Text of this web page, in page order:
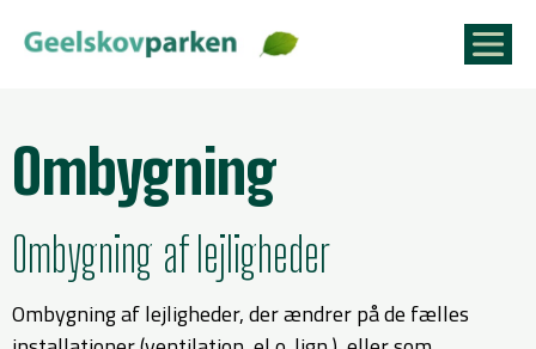
Ombygning
Ombygning af lejligheder
Ombygning af lejligheder, der ændrer på de fælles